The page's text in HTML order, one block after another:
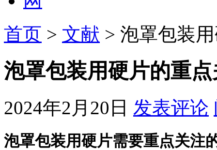
首页 > 文献 > 泡罩包装
泡罩包装用硬片的重
2024年2月20日 发表评论
泡罩包装用硬片需要重点关注